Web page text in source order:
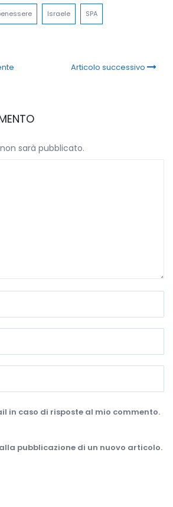
Israele SPA
Articolo successivo
sarà pubblicato.
in caso di risposte al mio commento.
pubblicazione di un nuovo articolo.